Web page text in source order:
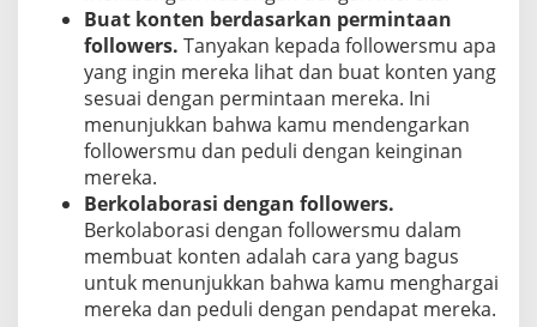
Buat konten berdasarkan permintaan
followers. Tanyakan kepada followersmu apa
yang ingin mereka lihat dan buat konten yang
sesuai dengan permintaan mereka. Ini
menunjukkan bahwa kamu mendengarkan
followersmu dan peduli dengan keinginan
mereka.
Berkolaborasi dengan followers.
Berkolaborasi dengan followersmu dalam
membuat konten adalah cara yang bagus
untuk menunjukkan bahwa kamu menghargai
mereka dan peduli dengan pendapat mereka.